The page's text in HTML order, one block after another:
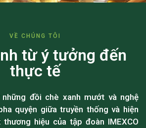
VỀ CHÚNG TÔI
từ ý tưởng đến
thực tế
đồi chè xanh mướt và nghệ
quyện giữa truyền thống và hiện
hiệu của tập đoàn IMEXCO